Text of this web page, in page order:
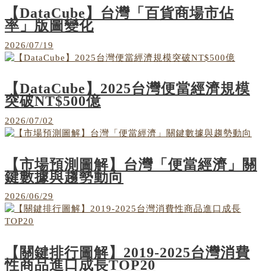
【DataCube】台灣「百貨商場市佔
率」版圖變化
2026/07/19
【DataCube】2025台灣便當經濟規模
突破NT$500億
2026/07/02
【市場預測圖解】台灣「便當經濟」關
鍵數據與趨勢動向
2026/06/29
【關鍵排行圖解】2019-2025台灣消費
性商品進口成長TOP20